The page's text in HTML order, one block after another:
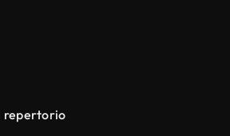
repertorio